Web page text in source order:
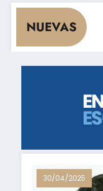
NUEVAS
de $ 5.000 millones
30/04/2025